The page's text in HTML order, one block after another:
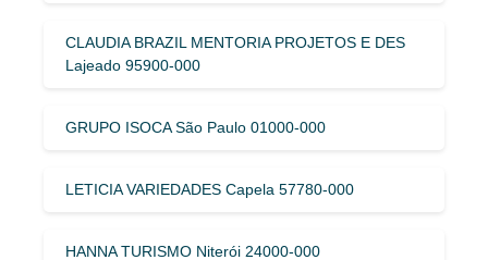
CLAUDIA BRAZIL MENTORIA PROJETOS E DES
Lajeado 95900-000
GRUPO ISOCA São Paulo 01000-000
LETICIA VARIEDADES Capela 57780-000
HANNA TURISMO Niterói 24000-000